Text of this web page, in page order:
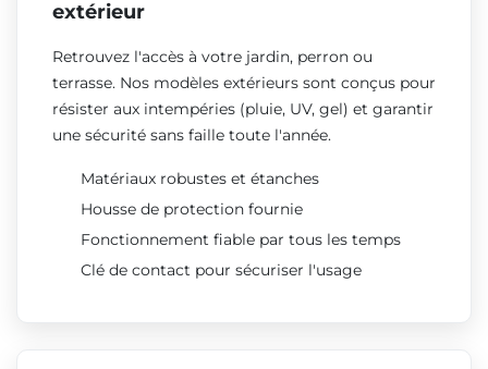
extérieur
Retrouvez l'accès à votre jardin, perron ou
terrasse. Nos modèles extérieurs sont conçus pour
résister aux intempéries (pluie, UV, gel) et garantir
une sécurité sans faille toute l'année.
Matériaux robustes et étanches
Housse de protection fournie
Fonctionnement fiable par tous les temps
Clé de contact pour sécuriser l'usage